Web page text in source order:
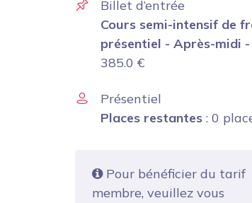
Billet d’entrée
Cours semi-intensif de
présentiel - Après-midi
385.0 €
Présentiel
Places restantes : 0
Pour bénéficier du tarif
membre, veuillez vous